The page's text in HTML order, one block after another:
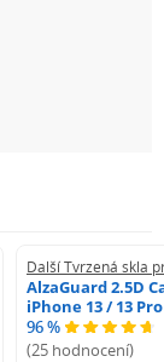
pokud
nebo
Další Tvrzená skla
AlzaGuard 2.5D
iPhone 13 / 13 Pro
96 %
(25 hodnocení)